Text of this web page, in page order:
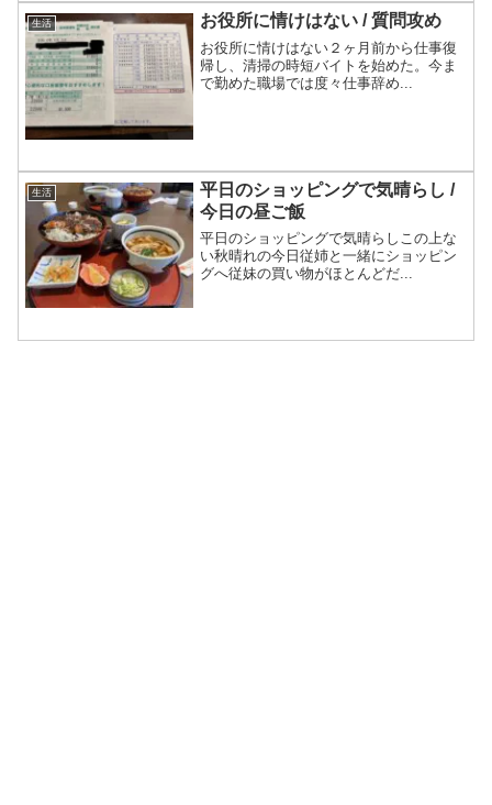
生活 お役所に情けはない / 質問攻め
お役所に情けはない２ヶ月前から仕事復
帰し、清掃の時短バイトを始めた。今ま
で勤めた職場では度々仕事辞め...
生活
平日のショッピングで気晴らし /
今日の昼ご飯
平日のショッピングで気晴らしこの上な
い秋晴れの今日従姉と一緒にショッピン
グへ従妹の買い物がほとんどだ...